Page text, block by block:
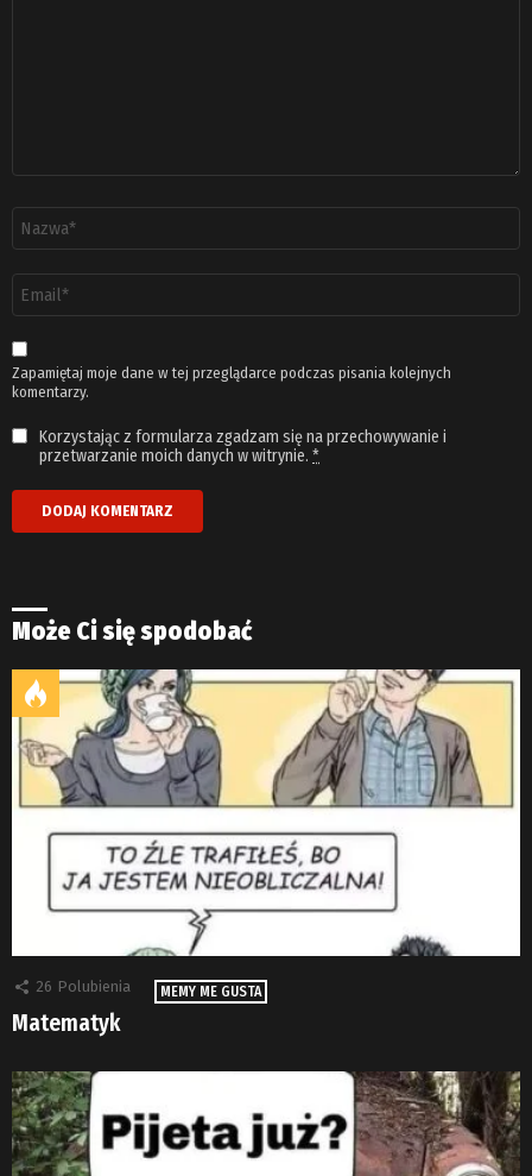
email
*
Zapamiętaj moje dane w tej przeglądarce podczas pisania kolejnych
komentarzy.
Korzystając z formularza zgadzam się na przechowywanie i
przetwarzanie moich danych w witrynie. *
Może Ci się spodobać
26 Polubienia MEMY ME GUSTA
Matematyk